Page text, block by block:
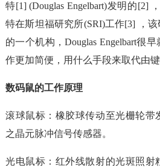
特[1] (Douglas Engelbart)发明的[2]
特在斯坦福研究所(SRI)工作[3] ，
的一个机构，Douglas Engelbart很
作更加简便，用什么手段来取代由
数码鼠的工作原理
滚球鼠标：橡胶球传动至光栅轮带
之晶元脉冲信号传感器。
光电鼠标：红外线散射的光斑照射